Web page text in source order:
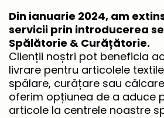
Din ianuarie 2024, am
servicii prin introducerea
Spălătorie & Curățătorie.
Clienții noștri pot beneficia
livrare pentru articolele
spălare, curățare sau
oferim opțiunea de a aduce
articole la centrele noastre